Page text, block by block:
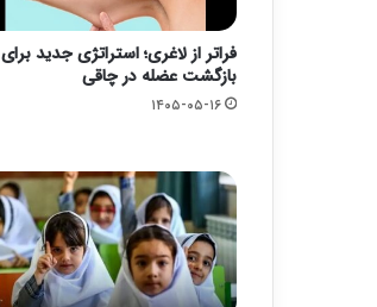
فراتر از لاغری؛ استراتژی جدید برای
بازگشت عضله در چاقی
۱۴۰۵-۰۵-۱۶